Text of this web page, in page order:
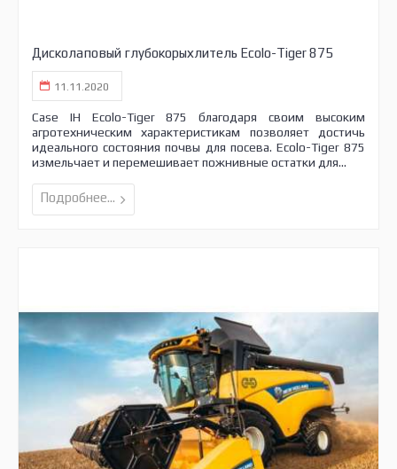
Дисколаповый глубокорыхлитель Ecolo-Tiger 875
11.11.2020
Case IH Ecolo-Tiger 875 благодаря своим высоким
агротехническим характеристикам позволяет достичь
идеального состояния почвы для посева. Ecolo-Tiger 875
измельчает и перемешивает пожнивные остатки для...
Подробнее...